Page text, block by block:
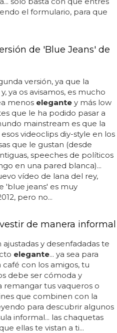
el formulario, para que
de 'Blue Jeans' de
versión, ya que la
ya os avisamos, es mucho
menos elegantey más low
que le ha podido pasar a
mainstream es que la
videoclips diy-style en los
que le gustan (desde
speeches de políticos
en una pared blanca)...
vídeo de lana del rey,
'blue jeans' es muy
pero no...
de manera informal
y desenfadadas te
elegante... ya sea para
con los amigos, tu
debe ser cómoda y
remangar tus vaqueros o
que combinen con la
para descubrir algunos
informal... las chaquetas
ellas te vistan a ti...